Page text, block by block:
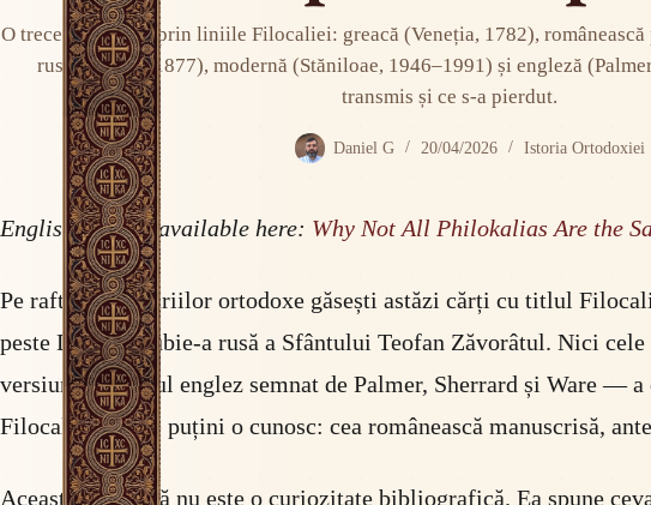
O trecere paralelă prin liniile Filocaliei: greacă (Veneția, 1782),
rusă (Teofan, 1877), modernă (Stăniloae, 1946–1991) și engleză
transmis și ce s-a pierdut.
Daniel G 20/04/2026 Istoria Ortodoxiei
English version available here: Why Not All Philokalias Are the
Pe rafturile librăriilor ortodoxe găsești astăzi cărți cu titlul
peste Dobrotoliubie-a rusă a Sfântului Teofan Zăvorâtul. Nici
versiuni. Volumul englez semnat de Palmer, Sherrard și Ware —
Filocalie pe care puțini o cunosc: cea românească manuscrisă,
Această diferență nu este o curiozitate bibliografică. Ea spune